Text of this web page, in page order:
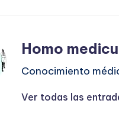
Homo
Conocimiento
Ver todas las